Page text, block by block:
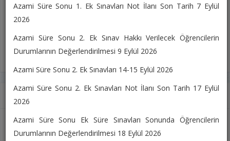
Azami Süre Sonu 1. Ek Sınavları Not İlanı Son Tarih 7 Eylül
2026
Azami Süre Sonu 2. Ek Sınav Hakkı Verilecek Öğrencilerin
Durumlarının Değerlendirilmesi 9 Eylül 2026
Azami Süre Sonu 2. Ek Sınavları 14-15 Eylül 2026
Azami Süre Sonu 2. Ek Sınavları Not İlanı Son Tarih 17 Eylül
2026
Azami Süre Sonu Ek Süre Sınavları Sonunda Öğrencilerin
Durumlarının Değerlendirilmesi 18 Eylül 2026
Yüksekokulumuz akademik personeli Öğr. Gör. Tevfik Karaşahin tarafından
gerçekleştirildi. Programa Meslek Yüksekokulu Müdür Yardımcısı Öğr. Gör. Fadim Koç
ile Hisarcık Belediyesi birim amirleri ve memurları katılım sağladı. Etkinlik
kapsamında katılımcılara hükümet sistemlerinin temel özellikleri, Türkiye’de
uygulanan Cumhurbaşkanlığı Hükümet Sistemi ile devlet teşkilatının yapısı ve işleyişi
hakkında kapsamlı bilgiler aktarıldı. Sunumda, hükümet sistemlerinin tarihsel
yapısına ilişkin güncel uygulamalar ele alındı. Katılımcıların ilgiyle takip ettiği
etkinlik, soru-cevap bölümünde görüş alışverişinde bulunulmasının ardından sona
farklı kesimlerine yönelik bilgi paylaşımını destekleyen eğitim ve farkındalık
faaliyetlerini sürdürmeye devam etmektedir.
Duyurular
Temmuz Hisarcık MYO Tanıtım Filmi
29 Temmuz 2026, Çarşamba -185defa okundu.